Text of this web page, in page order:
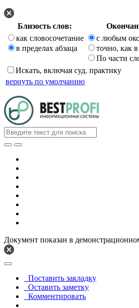
Близость слов:
как словосочетание
в пределах абзаца
с любым
точно, как в
По части
Искать, включая суд. практику
вернуть по умолчанию
Документ показан в
Поставить закладку
Оставить заметку
Комментировать